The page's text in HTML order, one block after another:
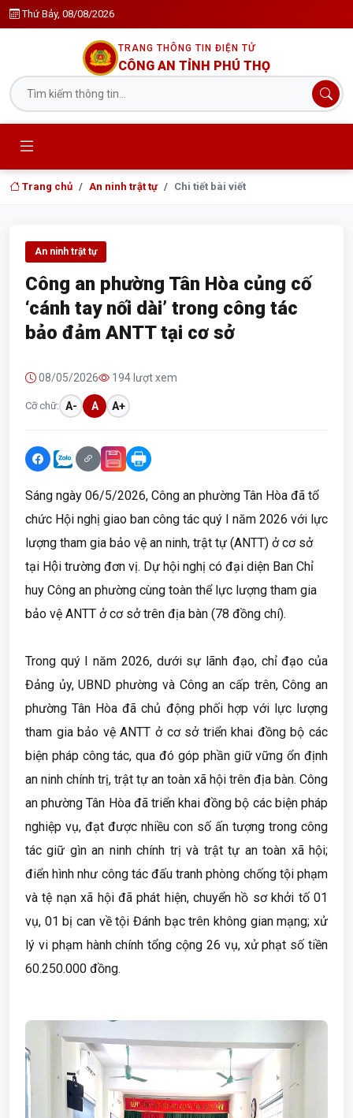
Thứ Bảy, 08/08/2026
TRANG THÔNG TIN ĐIỆN TỬ
CÔNG AN TỈNH PHÚ THỌ
Trang chủ An ninh trật tự Chi tiết bài viết
An ninh trật tự
Công an phường Tân Hòa củng cố
‘cánh tay nối dài’ trong công tác
bảo đảm ANTT tại cơ sở
08/05/2026 194 lượt xem
Cỡ chữ: A- A A+
Sáng ngày 06/5/2026, Công an phường Tân Hòa đã tổ
chức Hội nghị giao ban công tác quý I năm 2026 với lực
lượng tham gia bảo vệ an ninh, trật tự (ANTT) ở cơ sở
tại Hội trường đơn vị. Dự hội nghị có đại diện Ban Chỉ
huy Công an phường cùng toàn thể lực lượng tham gia
bảo vệ ANTT ở cơ sở trên địa bàn (78 đồng chí).
Trong quý I năm 2026, dưới sự lãnh đạo, chỉ đạo của
Đảng ủy, UBND phường và Công an cấp trên, Công an
phường Tân Hòa đã chủ động phối hợp với lực lượng
tham gia bảo vệ ANTT ở cơ sở triển khai đồng bộ các
biện pháp công tác, qua đó góp phần giữ vững ổn định
an ninh chính trị, trật tự an toàn xã hội trên địa bàn. Công
an phường Tân Hòa đã triển khai đồng bộ các biện pháp
nghiệp vụ, đạt được nhiều con số ấn tượng trong công
tác giữ gìn an ninh chính trị và trật tự an toàn xã hội;
điển hình như công tác đấu tranh phòng chống tội phạm
và tệ nạn xã hội đã phát hiện, chuyển hồ sơ khởi tố 01
vụ, 01 bị can về tội Đánh bạc trên không gian mạng; xử
lý vi phạm hành chính tổng cộng 26 vụ, xử phạt số tiền
60.250.000 đồng.